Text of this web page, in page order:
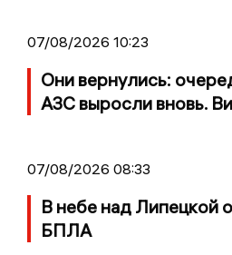
07/08/2026 10:23
Они вернулись:
АЗС выросли вновь.
07/08/2026 08:33
В небе над Липецкой
БПЛА